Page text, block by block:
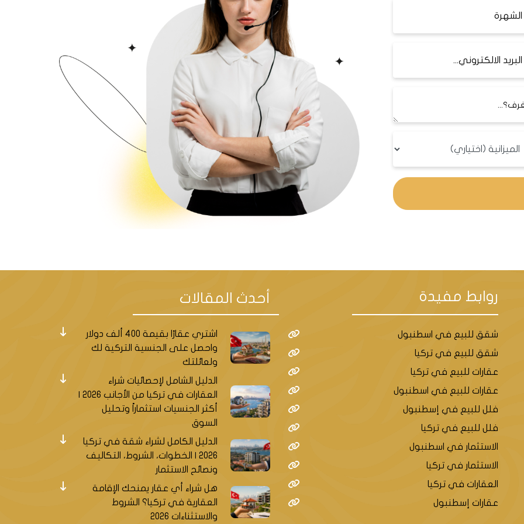
روابط مفيدة
شقق للبيع في اسطنبول
شقق للبيع في تركيا
عقارات للبيع في تركيا
عقارات للبيع في اسطنبول
فلل للبيع في إسطنبول
فلل للبيع في تركيا
الاستثمار في اسطنبول
الاستثمار في تركيا
العقارات في تركيا
عقارات إسطنبول
أحدث المقالات
اشتري عقارًا بقيمة 400 ألف دولار
واحصل على الجنسية التركية لك
ولعائلتك
الدليل الشامل لإحصائيات شراء
العقارات في تركيا من الأجانب 2026 |
أكثر الجنسيات استثماراً وتحليل
السوق
الدليل الكامل لشراء شقة في تركيا
2026 | الخطوات، الشروط، التكاليف
ونصائح الاستثمار
هل شراء أي عقار يمنحك الإقامة
العقارية في تركيا؟ الشروط
والاستثناءات 2026